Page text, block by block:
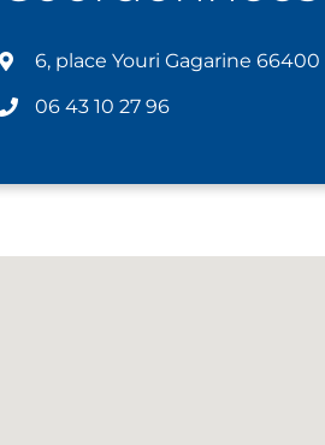
6, place Youri Gagarine 66400
06 43 10 27 96